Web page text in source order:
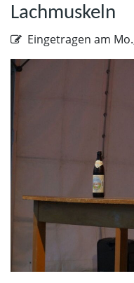
Lachmuskeln
Eingetragen am